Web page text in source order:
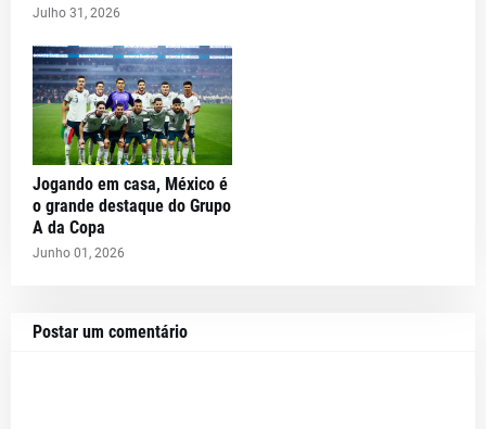
Julho 31, 2026
Jogando em casa, México é
o grande destaque do Grupo
A da Copa
Junho 01, 2026
Postar um comentário